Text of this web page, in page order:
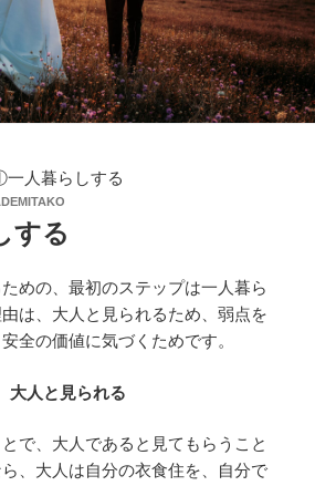
人暮らしする
する
めの、最初のステップは一人暮ら
は、大人と見られるため、弱点を
全の価値に気づくためです。
大人と見られる
で、大人であると見てもらうこと
、大人は自分の衣食住を、自分で